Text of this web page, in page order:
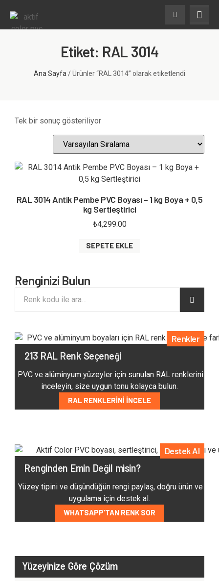
Etiket: RAL 3014
Ana Sayfa / Ürünler “RAL 3014” olarak etiketlendi
Tek bir sonuç gösteriliyor
RAL 3014 Antik Pembe PVC Boyası – 1 kg Boya + 0,5
kg Sertleştirici
₺4,299.00
SEPETE EKLE
Renginizi Bulun
Renkler
213 RAL Renk Seçeneği
PVC ve alüminyum yüzeyler için sunulan RAL renklerini
inceleyin, size uygun tonu kolayca bulun.
RAL RENKLERINI İNCELE
Destek Al
Renginden Emin Değil misin?
Yüzey tipini ve düşündüğün rengi paylaş, doğru ürün ve
uygulama için destek al.
WHATSAPP’TAN RENK SOR
Yüzeyinize Göre Çözüm